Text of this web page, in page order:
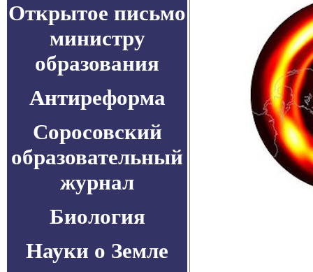
Открытое письмо
министру
образования
Антиреформа
Соросовский
образовательный
журнал
Биология
Науки о Земле